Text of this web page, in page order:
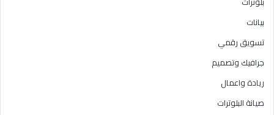
بيانات
تسويق رقمي
جرافيك وتصميم
ريادة واعمال
صيانة البلوترات